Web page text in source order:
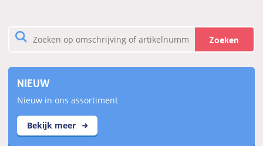
Zoeken
NIEUW
Nieuw in ons assortiment
Bekijk meer